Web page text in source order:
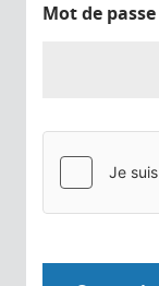
Mot de passe